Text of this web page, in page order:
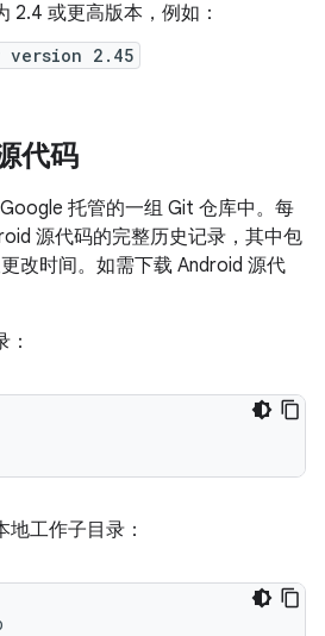
2.4 或更高版本，例如：
version 2.45
代码
托管的一组 Git 仓库中。每
源代码的完整历史记录，其中包
改时间。如需下载 Android 源代
工作子目录：